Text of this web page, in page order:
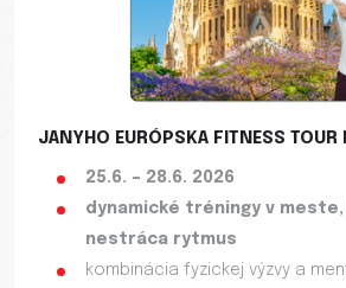
JANYHO EURÓPSKA FITNESS TOUR
25.6. – 28.6. 2026
dynamické tréningy v
nestráca rytmus
kombinácia fyzickej výzvy a